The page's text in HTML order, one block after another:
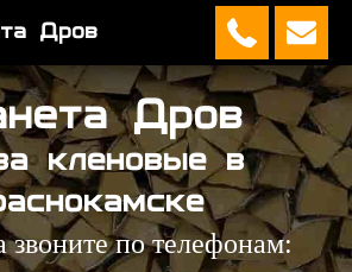
Дров
Дров
кленовые в
звоните по телефонам: